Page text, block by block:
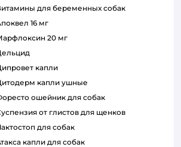
витамины для беременных собак
апоквел 16 мг
марфлоксин 20 мг
дельцид
ципровет капли
цитодерм капли ушные
форесто ошейник для собак
суспензия от глистов для щенков
лактостоп для собак
атакса капли для собак